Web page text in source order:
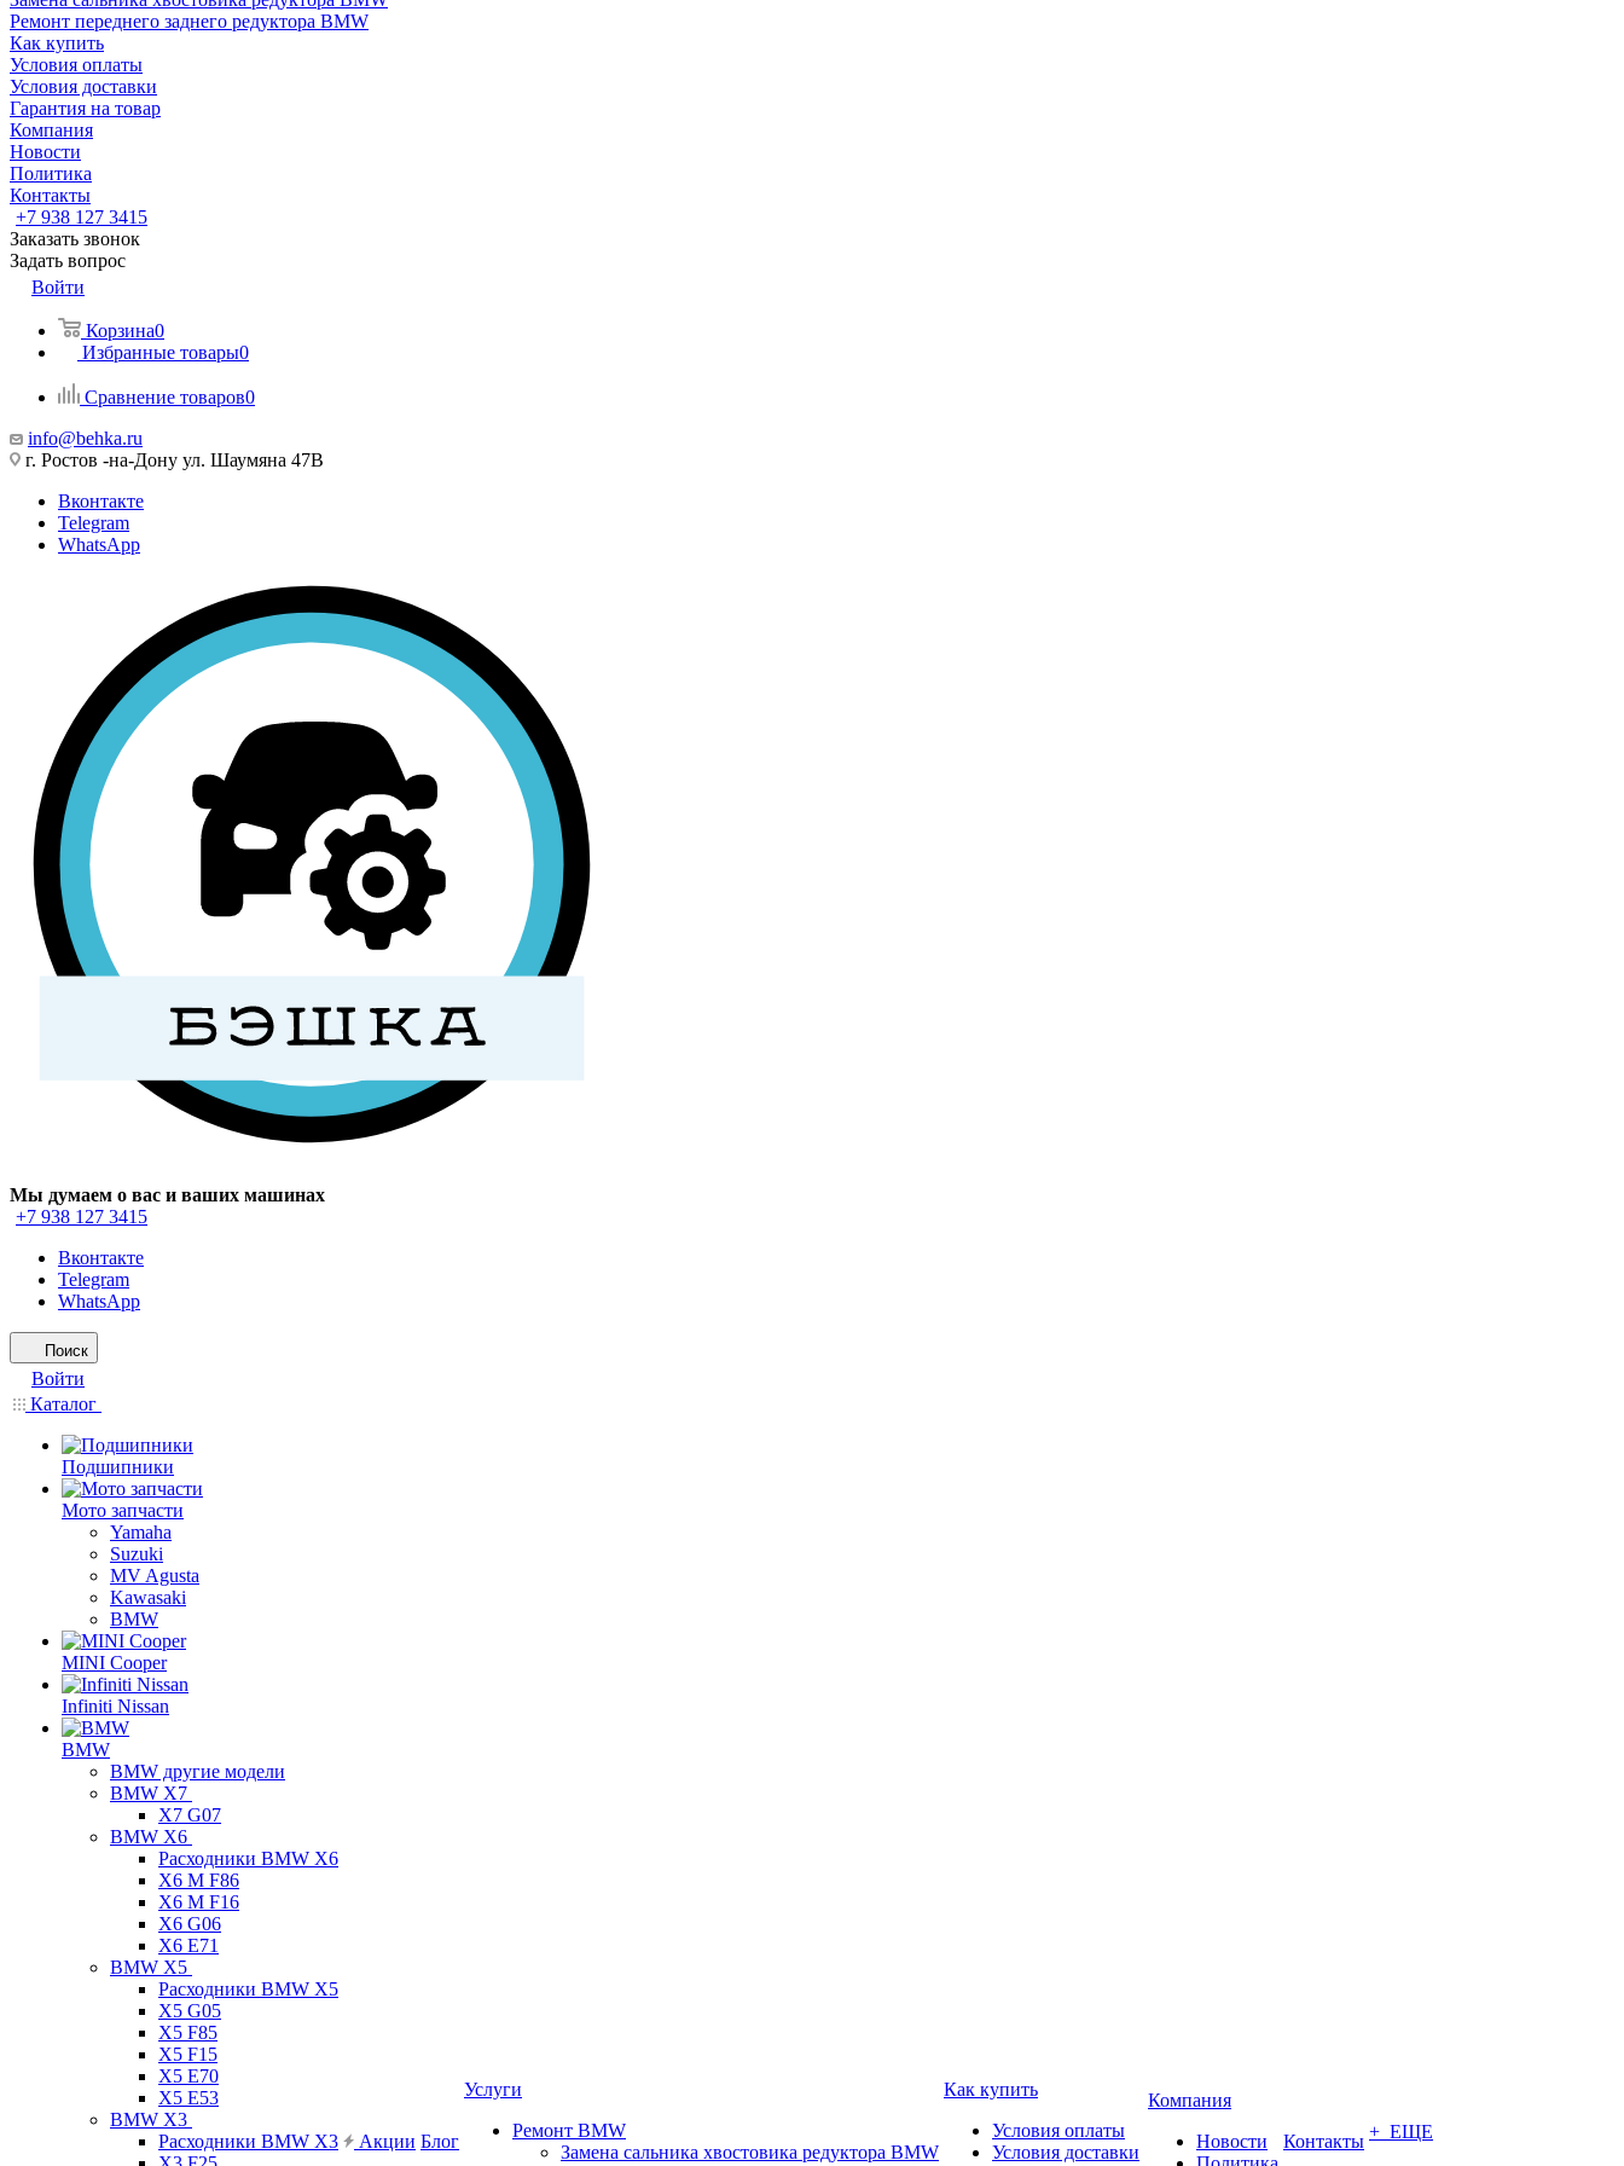
Ремонт переднего заднего редуктора BMW
Как купить
Условия оплаты
Условия доставки
Гарантия на товар
Компания
Новости
Политика
Контакты
+7 938 127 3415
Заказать звонок
Задать вопрос
Войти
Корзина0
Избранные товары0
Сравнение товаров0
info@behka.ru
г. Ростов -на-Дону ул. Шаумяна 47В
Вконтакте
Telegram
WhatsApp
Мы думаем о вас и ваших машинах
+7 938 127 3415
Вконтакте
Telegram
WhatsApp
Поиск
Войти
Каталог
Подшипники
Мото запчасти
Yamaha
Suzuki
MV Agusta
Kawasaki
BMW
MINI Cooper
Infiniti Nissan
BMW
BMW другие модели
BMW X7
X7 G07
BMW X6
Расходники BMW X6
X6 M F86
X6 M F16
X6 G06
X6 E71
BMW X5
Расходники BMW X5
X5 G05
X5 F85
X5 F15
X5 E70
X5 E53
BMW X3
Расходники BMW X3
Акции Блог
Услуги
Ремонт BMW
Замена сальника хвостовика редуктора BMW
Как купить
Условия оплаты
Условия доставки
Компания
Новости
Контакты + ЕЩЕ